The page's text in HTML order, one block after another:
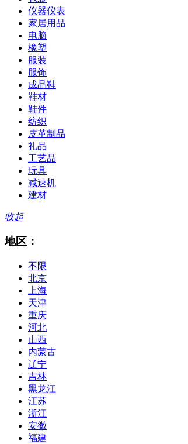
仪器仪表
家居用品
电脑
橡塑
服装
服饰
成品鞋
鞋材
鞋件
纺织
皮革制品
礼品
工艺品
玩具
减速机
建材
收起
地区：
不限
北京
上海
天津
重庆
河北
山西
内蒙古
辽宁
吉林
黑龙江
江苏
浙江
安徽
福建